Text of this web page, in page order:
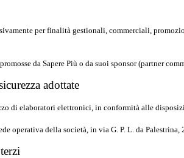
per finalità gestionali, commerciali,
da Sapere Più o da suoi sponsor (partner
adottate
di elaboratori elettronici, in conformità alle
operativa della società, in via G. P. L. da Palestrina,